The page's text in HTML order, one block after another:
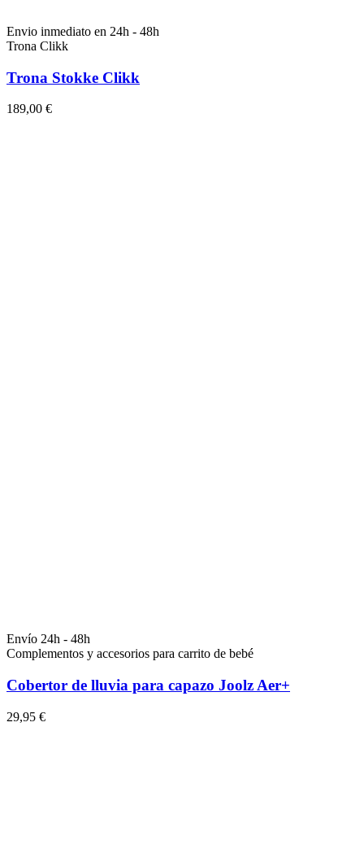
Envio inmediato en 24h - 48h
Trona Clikk
Trona Stokke Clikk
189,00 €
Envío 24h - 48h
Complementos y accesorios para carrito de bebé
Cobertor de lluvia para capazo Joolz Aer+
29,95 €